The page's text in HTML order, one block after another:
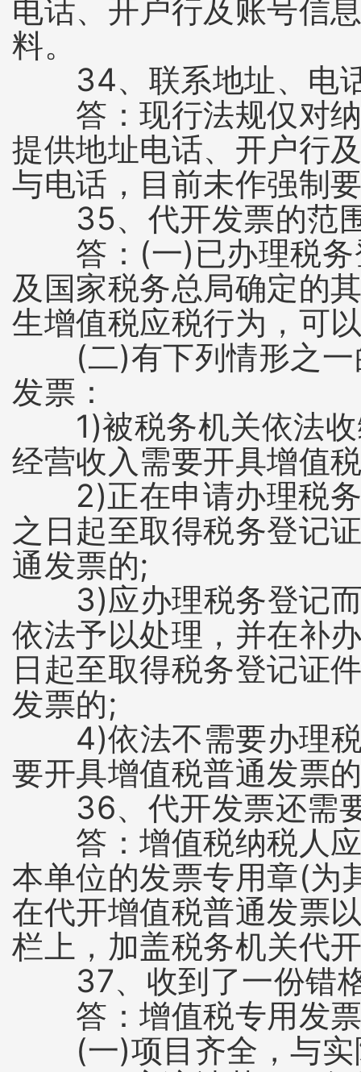
电话、开户行及账号信
料。
34、联系地址、电
答：现行法规仅对纳
提供地址电话、开户行
与电话，目前未作强制
35、代开发票的范
答：(一)已办理税务
及国家税务总局确定的
生增值税应税行为，可
(二)有下列情形之一
发票：
1)被税务机关依法收
经营收入需要开具增值
2)正在申请办理税务
之日起至取得税务登记
通发票的;
3)应办理税务登记而
依法予以处理，并在补
日起至取得税务登记证
发票的;
4)依法不需要办理税
要开具增值税普通发票
36、代开发票还需要
答：增值税纳税人应
本单位的发票专用章(为
在代开增值税普通发票
栏上，加盖税务机关代
37、收到了一份错格
答：增值税专用发票
(一)项目齐全，与实